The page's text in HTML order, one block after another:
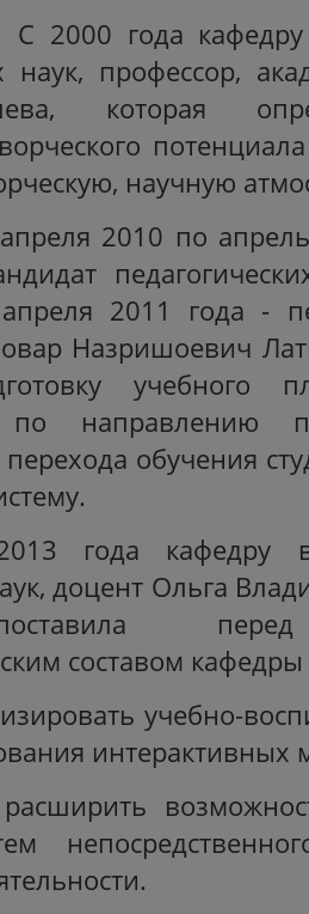
кафедру
наук, профессор,
которая
научную
по апрель
2011 года -
Назришоевич
учебного
по направлению
перехода обучения
года кафедру
доцент Ольга
перед
составом
учебно-
интерактивных
возможности